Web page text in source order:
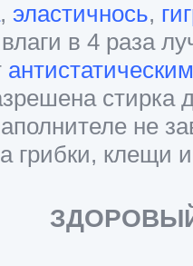
,эластичнось,
в 4 раза
стирка
не
грибки, клещи